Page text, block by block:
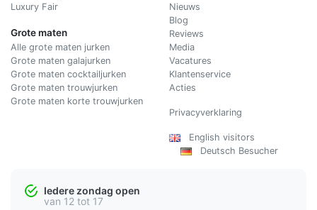
Luxury Fair
Grote maten
Alle grote maten jurken
Grote maten galajurken
Grote maten cocktailjurken
Grote maten trouwjurken
Grote maten korte trouwjurken
Nieuws
Blog
Reviews
Media
Vacatures
Klantenservice
Acties
Privacyverklaring
English visitors
Deutsch Besucher
Iedere zondag open
van 12 tot 17